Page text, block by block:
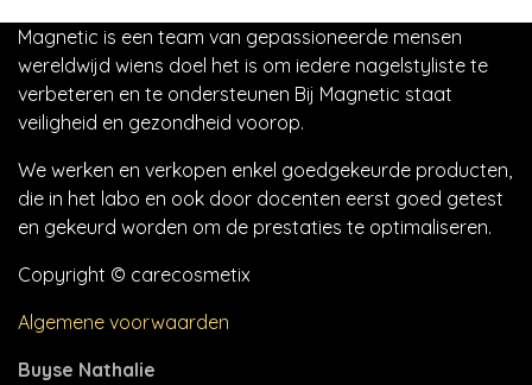
Magnetic is een team van gepassioneerde mensen
wereldwijd wiens doel het is om iedere nagelstyliste te
verbeteren en te ondersteunen Bij Magnetic staat
veiligheid en gezondheid voorop.
We werken en verkopen enkel goedgekeurde producten,
die in het labo en ook door docenten eerst goed getest
en gekeurd worden om de prestaties te optimaliseren.
Copyright © carecosmetix
Algemene voorwaarden
Buyse Nathalie